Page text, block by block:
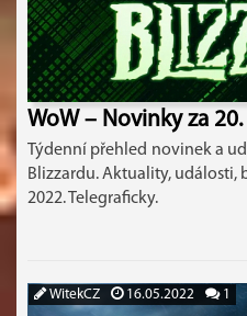
WoW – Novinky za
Týdenní přehled novinek a
Blizzardu. Aktuality, události,
2022. Telegraficky.
WitekCZ 16.05.2022 1